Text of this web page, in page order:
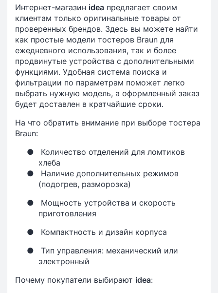
Интернет-магазин idea предлагает своим
клиентам только оригинальные товары от
проверенных брендов. Здесь вы можете найти
как простые модели тостеров Braun для
ежедневного использования, так и более
продвинутые устройства с дополнительными
функциями. Удобная система поиска и
фильтрации по параметрам поможет легко
выбрать нужную модель, а оформленный заказ
будет доставлен в кратчайшие сроки.
На что обратить внимание при выборе тостера
Braun:
●
Количество отделений для ломтиков
хлеба
●
Наличие дополнительных режимов
(подогрев, разморозка)
●
Мощность устройства и скорость
приготовления
●
Компактность и дизайн корпуса
●
Тип управления: механический или
электронный
Почему покупатели выбирают idea: